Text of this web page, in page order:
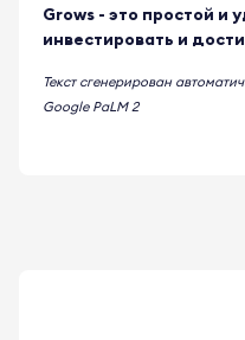
Grows - это простой и
инвестировать и
Текст сгенерирован
Google PaLM 2